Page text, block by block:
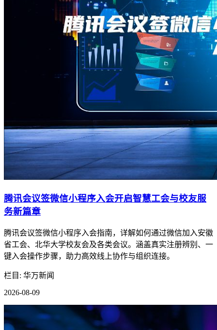
腾讯会议签微信小程序入会开启智慧工会与校友服
务新篇章
腾讯会议签微信小程序入会指南，详解如何通过微信加入安徽
省工会、北华大学校友会及各类会议。涵盖真实注册辨别、一
键入会操作步骤，助力高效线上协作与组织连接。
栏目: 华万新闻
2026-08-09